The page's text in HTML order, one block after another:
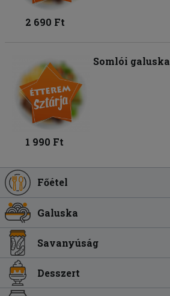
2 690 Ft
Somlói galuska
1 990 Ft
Főétel
Galuska
Savanyúság
Desszert